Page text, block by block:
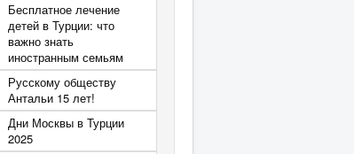
Бесплатное лечение
детей в Турции: что
важно знать
иностранным семьям
Русскому обществу
Антальи 15 лет!
Дни Москвы в Турции
2025